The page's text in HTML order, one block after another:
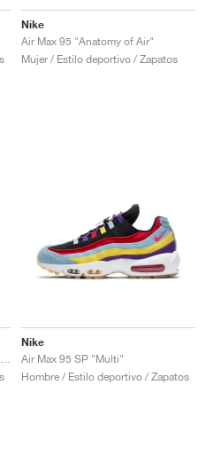
Nike
Air Max 95 "Anatomy of Air"
Mujer / Estilo deportivo / Zapatos
Nike
Air Max 95 SP "Multi"
Hombre / Estilo deportivo / Zapatos